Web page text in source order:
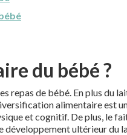
du bébé ?
de bébé. En plus du
alimentaire est
et cognitif. De plus, le
développement ultérieur du